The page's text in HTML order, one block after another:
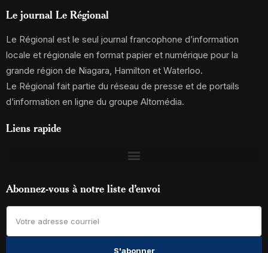
Le journal Le Régional
Le Régional est le seul journal francophone d’information
locale et régionale en format papier et numérique pour la
grande région de Niagara, Hamilton et Waterloo.
Le Régional fait partie du réseau de presse et de portails
d’information en ligne du groupe Altomédia.
Liens rapide
Abonnez-vous à notre liste d’envoi